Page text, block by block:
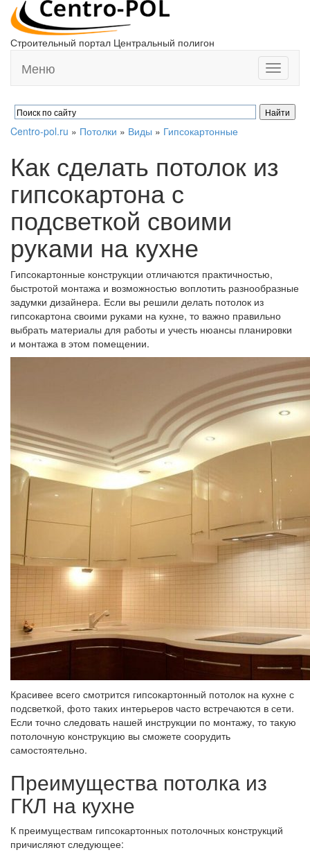
Строительный портал Центральный полигон
Toggle
Меню
Centro-pol.ru » Потолки » Виды » Гипсокартонные
Как сделать потолок из
гипсокартона с
подсветкой своими
руками на кухне
Гипсокартонные конструкции отличаются практичностью,
быстротой монтажа и возможностью воплотить разнообразные
задумки дизайнера. Если вы решили делать потолок из
гипсокартона своими руками на кухне, то важно правильно
выбрать материалы для работы и учесть нюансы планировки
и монтажа в этом помещении.
Красивее всего смотрится гипсокартонный потолок на кухне с
подсветкой, фото таких интерьеров часто встречаются в сети.
Если точно следовать нашей инструкции по монтажу, то такую
потолочную конструкцию вы сможете соорудить
самостоятельно.
Преимущества потолка из
ГКЛ на кухне
К преимуществам гипсокартонных потолочных конструкций
причисляют следующее: